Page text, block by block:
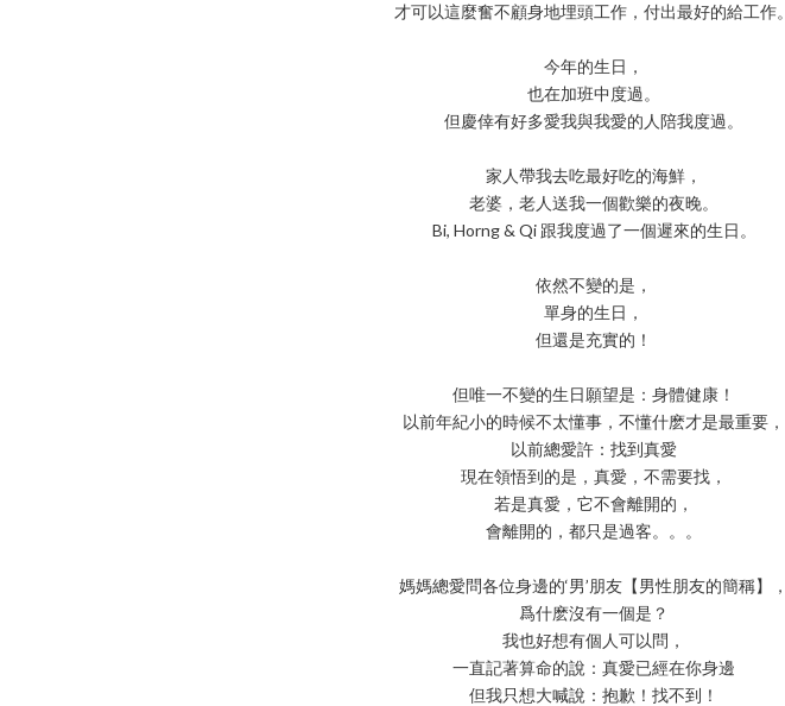
才可以這麼奮不顧身地埋頭工作，付出最好的給工作。
今年的生日，
也在加班中度過。
但慶倖有好多愛我與我愛的人陪我度過。
家人帶我去吃最好吃的海鮮，
老婆，老人送我一個歡樂的夜晚。
Bi, Horng & Qi 跟我度過了一個遲來的生日。
依然不變的是，
單身的生日，
但還是充實的！
但唯一不變的生日願望是：身體健康！
以前年紀小的時候不太懂事，不懂什麽才是最重要，
以前總愛許：找到真愛
現在領悟到的是，真愛，不需要找，
若是真愛，它不會離開的，
會離開的，都只是過客。。。
媽媽總愛問各位身邊的‘男’朋友【男性朋友的簡稱】，
爲什麽沒有一個是？
我也好想有個人可以問，
一直記著算命的說：真愛已經在你身邊
但我只想大喊說：抱歉！找不到！